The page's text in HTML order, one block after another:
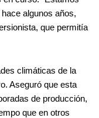
algunos años,
que permitía
climáticas de la
Aseguró que esta
de producción,
que en otros